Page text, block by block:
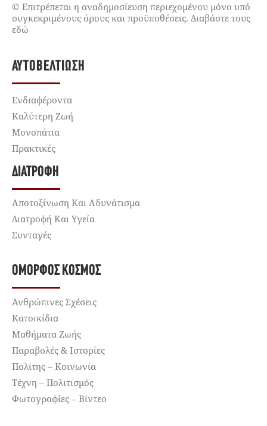
© Επιτρέπεται η αναδημοσίευση περιεχομένου μόνο υπό
συγκεκριμένους όρους και προϋποθέσεις. Διαβάστε τους
εδώ
ΑΥΤΟΒΕΛΤΊΩΣΗ
Ενδιαφέροντα
Καλύτερη Ζωή
Μονοπάτια
Πρακτικές
ΔΙΑΤΡΟΦΉ
Αποτοξίνωση Και Αδυνάτισμα
Διατροφή Και Υγεία
Συνταγές
ΌΜΟΡΦΟΣ ΚΌΣΜΟΣ
Ανθρώπινες Σχέσεις
Κατοικίδια
Μαθήματα Ζωής
Παραβολές & Ιστορίες
Πολίτης – Κοινωνία
Τέχνη – Πολιτισμός
Φωτογραφίες – Βίντεο